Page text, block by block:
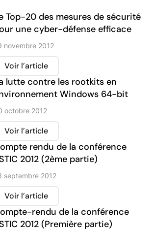
Top-20 des mesures de sécurité
une cyber-défense efficace
novembre 2012
Voir l’article
lutte contre les rootkits en
Windows 64-bit
octobre 2012
Voir l’article
rendu de la conférence
2012 (2ème partie)
septembre 2012
Voir l’article
rendu de la conférence
2012 (Première partie)